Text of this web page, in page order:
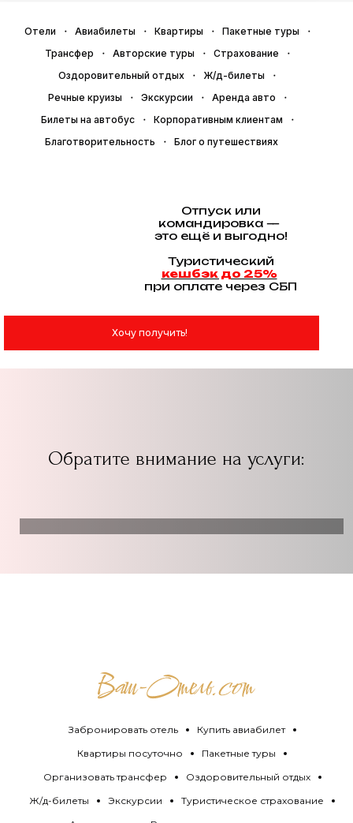
Отели Авиабилеты Квартиры
Пакетные туры
Трансфер
Авторские туры
Страхование
Оздоровительный отдых
Ж/д-билеты
Речные круизы
Экскурсии
Аренда авто
Билеты на автобус
Корпоративным клиентам
Благотворительность
Блог о путешествиях
Хочу получить!
Отпуск или
командировка —
это ещё и выгодно!
Туристический
кешбэк до 25%
при оплате через СБП
Обратите внимание на услуги:
Забронировать отель
Купить авиабилет
Квартиры посуточно
Пакетные туры
Организовать трансфер
Оздоровительный отдых
Ж/д-билеты
Экскурсии
Туристическое страхование